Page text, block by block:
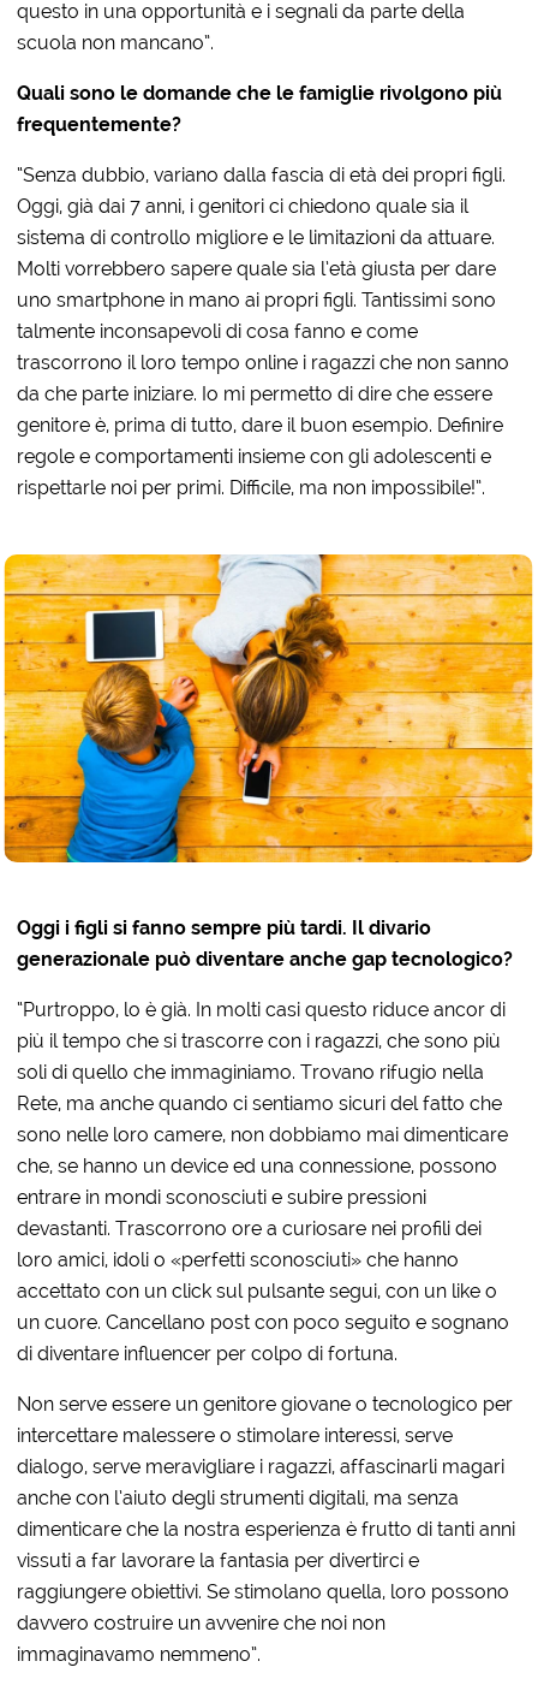
questo in una opportunità e i segnali da parte della
scuola non mancano”.
Quali sono le domande che le famiglie rivolgono più
frequentemente?
“Senza dubbio, variano dalla fascia di età dei propri figli.
Oggi, già dai 7 anni, i genitori ci chiedono quale sia il
sistema di controllo migliore e le limitazioni da attuare.
Molti vorrebbero sapere quale sia l’età giusta per dare
uno smartphone in mano ai propri figli. Tantissimi sono
talmente inconsapevoli di cosa fanno e come
trascorrono il loro tempo online i ragazzi che non sanno
da che parte iniziare. Io mi permetto di dire che essere
genitore è, prima di tutto, dare il buon esempio. Definire
regole e comportamenti insieme con gli adolescenti e
rispettarle noi per primi. Difficile, ma non impossibile!”.
Oggi i figli si fanno sempre più tardi. Il divario
generazionale può diventare anche gap tecnologico?
“Purtroppo, lo è già. In molti casi questo riduce ancor di
più il tempo che si trascorre con i ragazzi, che sono più
soli di quello che immaginiamo. Trovano rifugio nella
Rete, ma anche quando ci sentiamo sicuri del fatto che
sono nelle loro camere, non dobbiamo mai dimenticare
che, se hanno un device ed una connessione, possono
entrare in mondi sconosciuti e subire pressioni
devastanti. Trascorrono ore a curiosare nei profili dei
loro amici, idoli o «perfetti sconosciuti» che hanno
accettato con un click sul pulsante segui, con un like o
un cuore. Cancellano post con poco seguito e sognano
di diventare influencer per colpo di fortuna.
Non serve essere un genitore giovane o tecnologico per
intercettare malessere o stimolare interessi, serve
dialogo, serve meravigliare i ragazzi, affascinarli magari
anche con l’aiuto degli strumenti digitali, ma senza
dimenticare che la nostra esperienza è frutto di tanti anni
vissuti a far lavorare la fantasia per divertirci e
raggiungere obiettivi. Se stimolano quella, loro possono
davvero costruire un avvenire che noi non
immaginavamo nemmeno”.